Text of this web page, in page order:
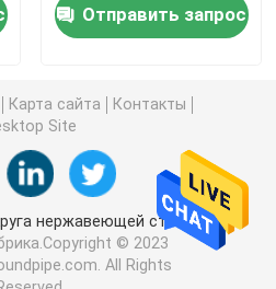
лист
толщиной
Отправить запрос
Карта сайта
Контакты
Site
нержавеющей стали
© 2023
All Rights